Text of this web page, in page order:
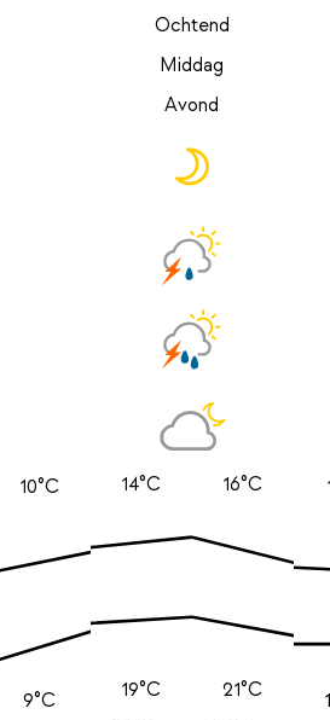
Ochtend
Middag
Avond
10°C
9°C
14°C
19°C
16°C
21°C